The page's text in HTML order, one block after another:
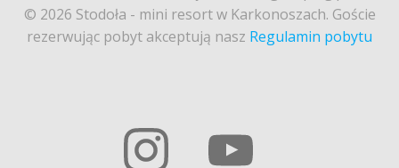
© 2026 Stodoła - mini resort w Karkonoszach. Goście
rezerwując pobyt akceptują nasz Regulamin pobytu